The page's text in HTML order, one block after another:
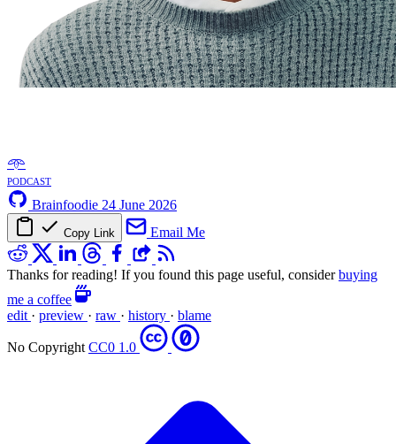
𖥸
podcast
Brainfoodie 24 June 2026
Copy Link Email Me
Thanks for reading! If you found this page useful, considerbuying
me a coffee
edit · preview · raw · history · blame
No Copyright CC0 1.0